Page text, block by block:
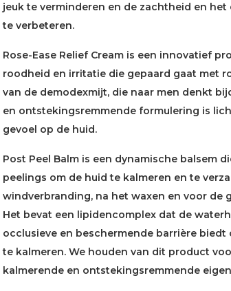
jeuk te verminderen en de zachtheid en
te verbeteren.
Rose-Ease Relief Cream is een innovatief
roodheid en irritatie die gepaard gaat met
van de demodexmijt, die naar men denkt
en ontstekingsremmende formulering is
gevoel op de huid.
Post Peel Balm is een dynamische balsem
peelings om de huid te kalmeren en te
windverbranding, na het waxen en voor de
Het bevat een lipidencomplex dat de
occlusieve en beschermende barrière
te kalmeren. We houden van dit product
kalmerende en ontstekingsremmende